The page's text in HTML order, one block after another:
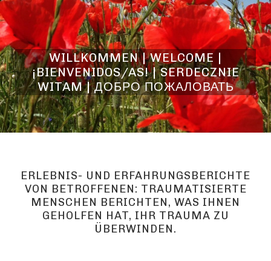
WILLKOMMEN | WELCOME |
¡BIENVENIDOS/AS! | SERDECZNIE
WITAM | ДОБРО ПОЖАЛОВАТЬ
ERLEBNIS- UND ERFAHRUNGSBERICHTE
VON BETROFFENEN: TRAUMATISIERTE
MENSCHEN BERICHTEN, WAS IHNEN
GEHOLFEN HAT, IHR TRAUMA ZU
ÜBERWINDEN.